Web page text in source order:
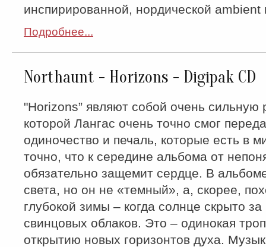
инспирированной, нордической ambient
Подробнее...
Northaunt - Horizons - Digipak CD
"Horizons” являют собой очень сильную
которой Лангас очень точно смог
одиночество и печаль, которые есть в
точно, что к середине альбома от
обязательно защемит сердце. В
света, но он не «темный», а, скорее,
глубокой зимы – когда солнце скрыто
свинцовых облаков. Это – одинокая
открытию новых горизонтов духа.